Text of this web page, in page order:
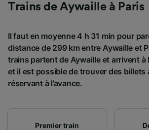
Trains de Aywaille à Paris
Il faut en moyenne 4 h 31 min pour
distance de 299 km entre Aywaille et
trains partent de Aywaille et arrivent à
et il est possible de trouver des billets
réservant à l’avance.
Premier train